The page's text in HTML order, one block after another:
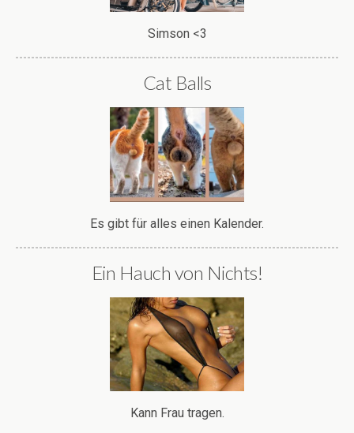
Simson <3
Cat Balls
Es gibt für alles einen Kalender.
Ein Hauch von Nichts!
Kann Frau tragen.